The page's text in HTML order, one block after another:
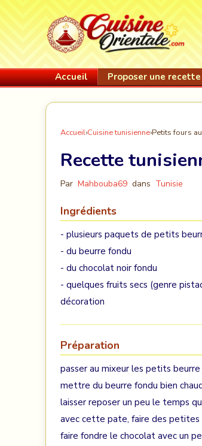
Accueil Proposer une recette
Accueil›Cuisine tunisienne›Petits fours
Recette
Par Mahbouba69 dans Tunisie
Ingrédients
- plusieurs paquets de petits
- du beurre fondu
- du chocolat noir fondu
- quelques fruits secs (genre
décoration
Préparation
passer au mixeur les petits
mettre du beurre fondu bien
laisser reposer un peu le temps
avec cette pate, faire des petites
faire fondre le chocolat avec un